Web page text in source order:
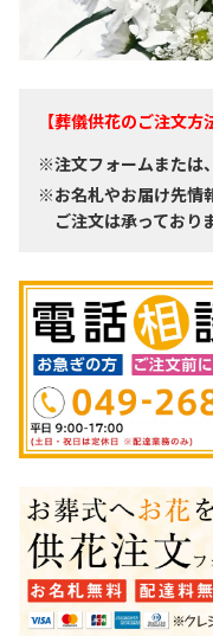
【葬儀供花のご注文方
※注文フォームまたは
※お名札やお届け先情
ご注文は承っており